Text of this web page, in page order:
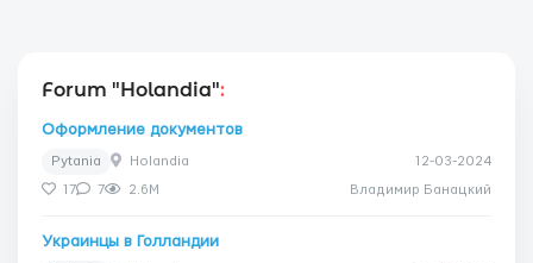
Forum "Holandia":
Оформление документов
Pytania Holandia 12-03-2024
17 7 2.6M Владимир Банацкий
Украинцы в Голландии